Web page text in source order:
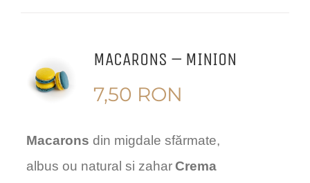
MACARONS – MINION
7,50 RON
Macarons din migdale sfărmate,
albus ou natural si zahar Crema